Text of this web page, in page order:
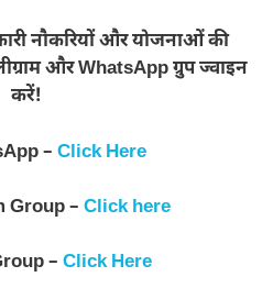
नौकरियों और योजनाओं की
और WhatsApp ग्रुप ज्वाइन
करें!
– Click Here
Group – Click here
– Click Here